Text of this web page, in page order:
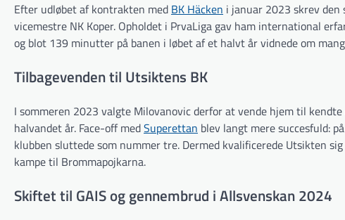
Efter udløbet af kontrakten med BK Häcken i januar 2023 skrev den
vice­mestre NK Koper. Opholdet i PrvaLiga gav ham international
og blot 139 minutter på banen i løbet af et halvt år vidnede om
Tilbagevenden til Utsiktens BK
I sommeren 2023 valgte Milovanovic derfor at vende hjem til
halvandet år. Face-off medSuperettan blev langt mere succesfuld:
klubben sluttede som nummer tre. Dermed kvalificerede Utsikten
kampe til Brommapojkarna.
Skiftet til GAIS og gennembrud i Allsvenskan 2024